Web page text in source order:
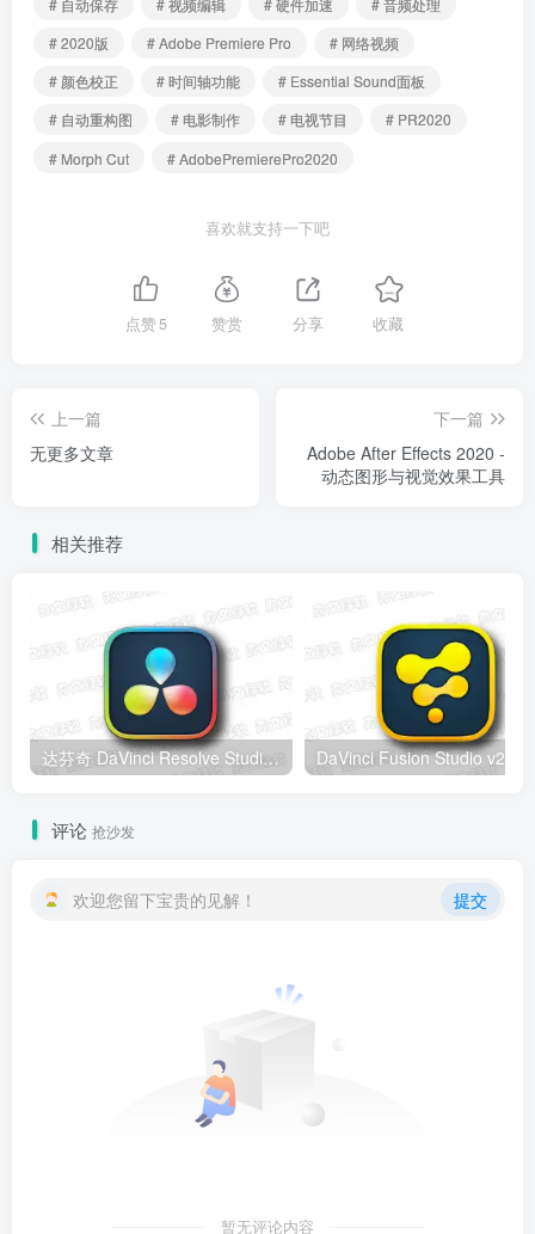
# 自动保存
# 视频编辑 # 硬件加速
# 音频处理
# 2020版
# Adobe Premiere Pro
# 网络视频
# 颜色校正
# 时间轴功能
# Essential Sound面板
# 自动重构图
# 电影制作 # 电视节目
# PR2020
# Morph Cut
# AdobePremierePro2020
喜欢就支持一下吧
点赞5 赞赏 分享 收藏
上一篇
无更多文章
下一篇
Adobe After Effects 2020 -
动态图形与视觉效果工具
相关推荐
达芬奇 DaVinci Resolve Studio v21.0.4 Windows版 – 专业视频编辑与调色工具
评论 抢沙发
欢迎您留下宝贵的见解！ 提交
暂无评论内容